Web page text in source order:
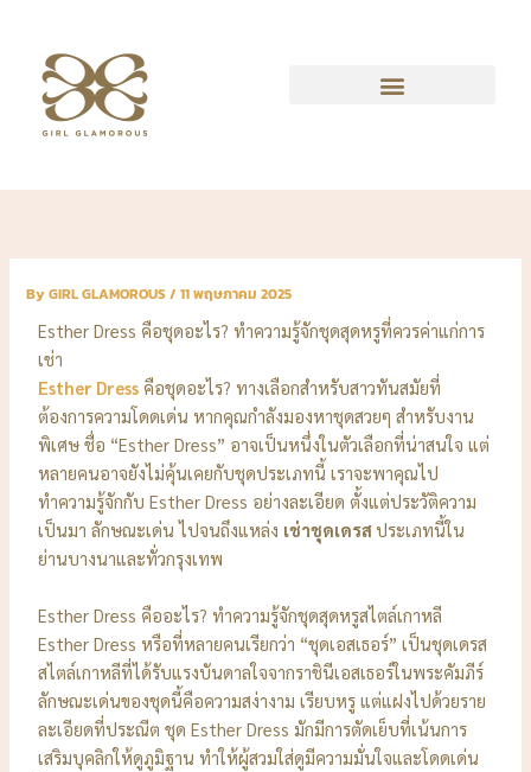
content
ByGIRL GLAMOROUS/11 พฤษภาคม 2025
Esther Dress คือชุดอะไร? ทำความรู้จักชุดสุดหรูที่ควรค่าแก่การ
เช่า
Esther Dress คือชุดอะไร? ทางเลือกสำหรับสาวทันสมัยที่
ต้องการความโดดเด่น หากคุณกำลังมองหาชุดสวยๆ สำหรับงาน
พิเศษ ชื่อ “Esther Dress” อาจเป็นหนึ่งในตัวเลือกที่น่าสนใจ แต่
หลายคนอาจยังไม่คุ้นเคยกับชุดประเภทนี้ เราจะพาคุณไป
ทำความรู้จักกับ Esther Dress อย่างละเอียด ตั้งแต่ประวัติความ
เป็นมา ลักษณะเด่น ไปจนถึงแหล่ง เช่าชุดเดรสประเภทนี้ใน
ย่านบางนาและทั่วกรุงเทพ
Esther Dress คืออะไร? ทำความรู้จักชุดสุดหรูสไตล์เกาหลี
Esther Dress หรือที่หลายคนเรียกว่า “ชุดเอสเธอร์” เป็นชุดเดรส
สไตล์เกาหลีที่ได้รับแรงบันดาลใจจากราชินีเอสเธอร์ในพระคัมภีร์
ลักษณะเด่นของชุดนี้คือความสง่างาม เรียบหรู แต่แฝงไปด้วยราย
ละเอียดที่ประณีต ชุด Esther Dress มักมีการตัดเย็บที่เน้นการ
เสริมบุคลิกให้ดูภูมิฐาน ทำให้ผู้สวมใส่ดูมีความมั่นใจและโดดเด่น